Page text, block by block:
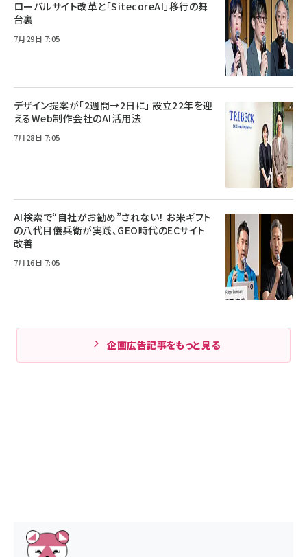
ローバルサイト改革と「SitecoreAI」移行の舞
台裏
7月29日 7:05
デザイン提案が「2週間→2日に」 設立22年を迎
えるWeb制作会社のAI活用法
7月28日 7:05
AI検索で“自社がお勧め”されない！ お米ギフト
の八代目儀兵衛が実践、GEO時代のECサイト
改善
7月16日 7:05
企画広告記事をもっと見る